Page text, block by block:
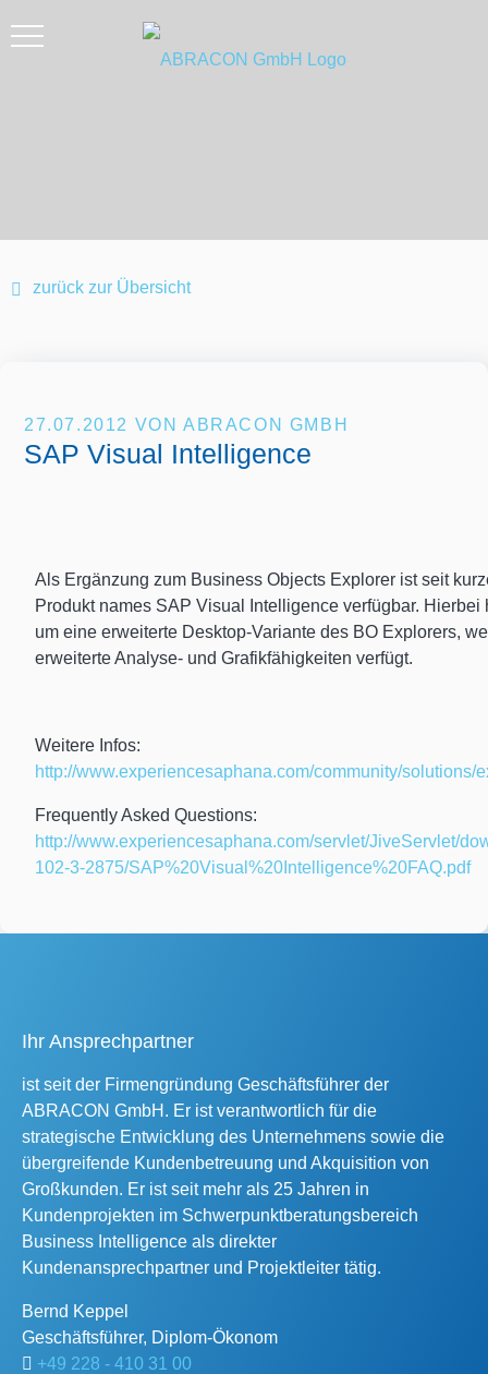
zurück zur Übersicht
27.07.2012 VON ABRACON GMBH
SAP Visual Intelligence
Als Ergänzung zum Business Objects Explorer ist seit
Produkt names SAP Visual Intelligence verfügbar. Hierbei
um eine erweiterte Desktop-Variante des BO Explorers,
erweiterte Analyse- und Grafikfähigkeiten verfügt.
Weitere Infos:
http://www.experiencesaphana.com/community/solutions/
Frequently Asked Questions:
http://www.experiencesaphana.com/servlet/JiveServlet/
102-3-2875/SAP%20Visual%20Intelligence%20FAQ.pdf
Bernd Keppel
Geschäftsführer, Diplom-Ökonom
+49 228 - 410 31 00
Ihr Ansprechpartner
ist seit der Firmengründung Geschäftsführer der
ABRACON GmbH. Er ist verantwortlich für die
strategische Entwicklung des Unternehmens sowie die
übergreifende Kundenbetreuung und Akquisition von
Großkunden. Er ist seit mehr als 25 Jahren in
Kundenprojekten im Schwerpunktberatungsbereich
Business Intelligence als direkter
Kundenansprechpartner und Projektleiter tätig.